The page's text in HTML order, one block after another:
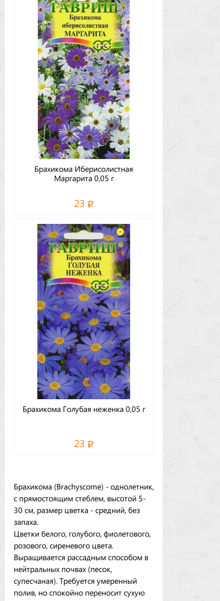
Брахикома Иберисолистная
Маргарита 0,05 г
23
Брахикома Голубая неженка 0,05 г
23
Брахикома (Brachyscome) - однолетник,
с прямостоящим стеблем, высотой 5-
30 см, размер цветка - средний, без
запаха.
Цветки белого, голубого, фиолетового,
розового, сиреневого цвета.
Выращивается рассадным способом в
нейтральных почвах (песок,
супесчаная). Требуется умеренный
полив, но спокойно переносит сухую